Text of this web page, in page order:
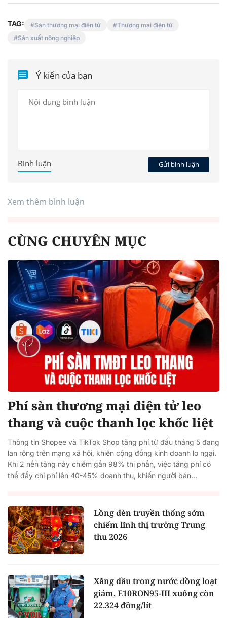
TAG: Sàn thương mại điện tử
Thương mại điện tử
Sản xuất nông nghiệp
Ý kiến của bạn
Gửi bình luận
Bình luận
Xem thêm bình luận
CÙNG CHUYÊN MỤC
Phí sàn thương mại điện tử leo
thang và cuộc thanh lọc khốc liệt
Thông tin Shopee và TikTok Shop tăng phí từ đầu tháng 5 đang
lan rộng trên mạng xã hội, khiến cộng đồng kinh doanh lo ngại.
Khi 2 nền tảng này chiếm gần 98% thị phần, việc tăng phí có
thể đẩy chi phí lên 40-45% doanh thu, khiến người bán...
Lồng đèn truyền thống sớm
chiếm lĩnh thị trường Trung
thu 2026
Xăng dầu trong nước đồng loạt
giảm, E10RON95-III xuống còn
22.324 đồng/lít